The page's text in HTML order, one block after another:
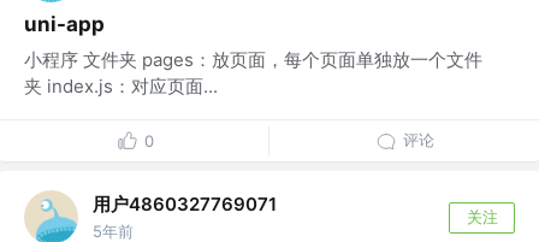
uni-app
小程序 文件夹 pages：放页面，每个页面单独放一个文件
夹 index.js：对应页面...
0 评论
用户4860327769071
5年前
关注